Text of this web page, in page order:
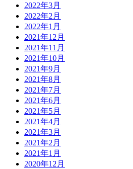
2022年3月
2022年2月
2022年1月
2021年12月
2021年11月
2021年10月
2021年9月
2021年8月
2021年7月
2021年6月
2021年5月
2021年4月
2021年3月
2021年2月
2021年1月
2020年12月